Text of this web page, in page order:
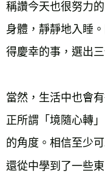
稱讚今天也很努力
身體，靜靜地入睡
得慶幸的事，選出
當然，生活中也會
正所謂「境隨心轉
的角度。相信至少
還從中學到了一些